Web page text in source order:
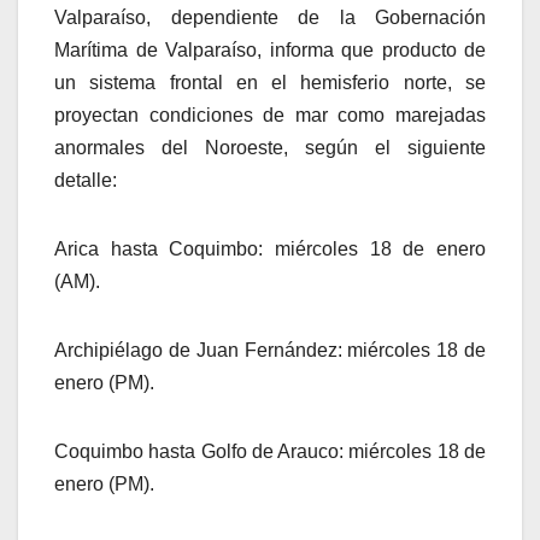
Valparaíso, dependiente de la Gobernación
Marítima de Valparaíso, informa que producto de
un sistema frontal en el hemisferio norte, se
proyectan condiciones de mar como marejadas
anormales del Noroeste, según el siguiente
detalle:
Arica hasta Coquimbo: miércoles 18 de enero
(AM).
Archipiélago de Juan Fernández: miércoles 18 de
enero (PM).
Coquimbo hasta Golfo de Arauco: miércoles 18 de
enero (PM).